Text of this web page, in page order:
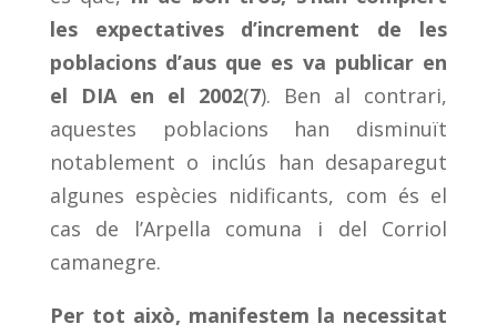
les expectatives d’increment de les
poblacions d’aus que es va publicar en
el DIA en el 2002(7). Ben al contrari,
aquestes poblacions han disminuït
notablement o inclús han desaparegut
algunes espècies nidificants, com és el
cas de l’Arpella comuna i del Corriol
camanegre.
Per tot això, manifestem la necessitat